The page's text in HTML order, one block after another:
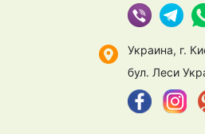
Украина, г.
бул. Леси